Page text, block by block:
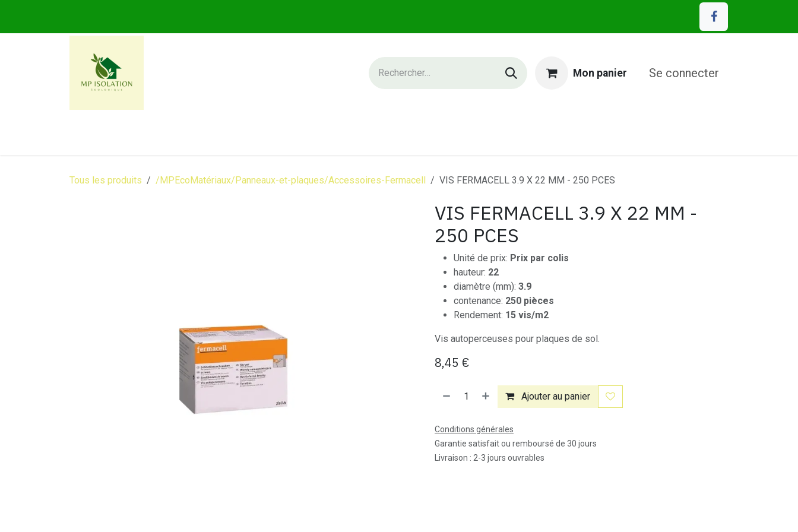
Mon panier Se connecter
Tous les produits /MPEcoMatériaux/Panneaux-et-plaques/Accessoires-Fermacell VIS FERMACELL 3.9 X 22 MM - 250 PCES
VIS FERMACELL 3.9 X 22 MM -
250 PCES
Unité de prix: Prix par colis
hauteur: 22
diamètre (mm): 3.9
contenance: 250 pièces
Rendement: 15 vis/m2
Vis autoperceuses pour plaques de sol.
8,45 €
Ajouter au panier
Conditions générales
Garantie satisfait ou remboursé de 30 jours
Livraison : 2-3 jours ouvrables